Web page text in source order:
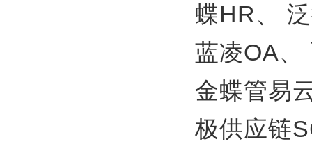
蝶HR、
蓝凌OA、
金蝶管易
极供应链